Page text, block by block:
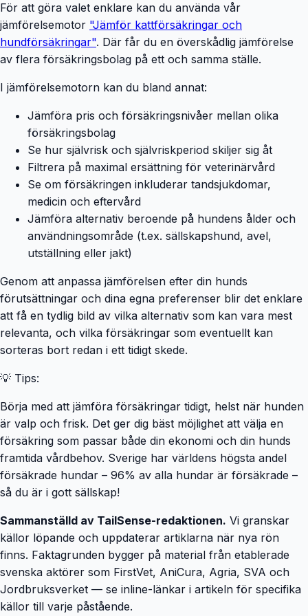
För att göra valet enklare kan du använda vår
jämförelsemotor "Jämför kattförsäkringar och
hundförsäkringar". Där får du en överskådlig jämförelse
av flera försäkringsbolag på ett och samma ställe.
I jämförelsemotorn kan du bland annat:
Jämföra pris och försäkringsnivåer mellan olika
försäkringsbolag
Se hur självrisk och självriskperiod skiljer sig åt
Filtrera på maximal ersättning för veterinärvård
Se om försäkringen inkluderar tandsjukdomar,
medicin och eftervård
Jämföra alternativ beroende på hundens ålder och
användningsområde (t.ex. sällskapshund, avel,
utställning eller jakt)
Genom att anpassa jämförelsen efter din hunds
förutsättningar och dina egna preferenser blir det enklare
att få en tydlig bild av vilka alternativ som kan vara mest
relevanta, och vilka försäkringar som eventuellt kan
sorteras bort redan i ett tidigt skede.
💡 Tips:
Börja med att jämföra försäkringar tidigt, helst när hunden
är valp och frisk. Det ger dig bäst möjlighet att välja en
försäkring som passar både din ekonomi och din hunds
framtida vårdbehov. Sverige har världens högsta andel
försäkrade hundar – 96% av alla hundar är försäkrade –
så du är i gott sällskap!
Sammanställd av TailSense-redaktionen. Vi granskar
källor löpande och uppdaterar artiklarna när nya rön
finns. Faktagrunden bygger på material från etablerade
svenska aktörer som FirstVet, AniCura, Agria, SVA och
Jordbruksverket — se inline-länkar i artikeln för specifika
källor till varje påstående.